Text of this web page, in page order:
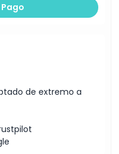
de extremo a